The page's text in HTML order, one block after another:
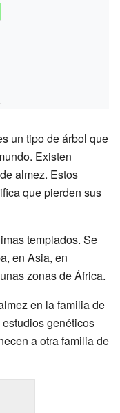
un tipo de árbol que
Existen
almez. Estos
que pierden sus
templados. Se
en Asia, en
zonas de África.
en la familia de
genéticos
a otra familia de